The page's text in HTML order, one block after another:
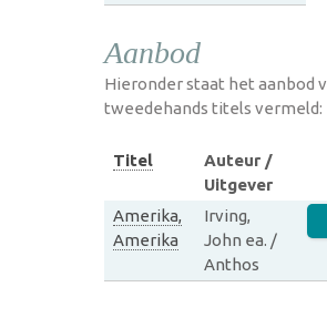
Aanbod
Hieronder staat het aanbod
tweedehands titels vermeld:
Titel
Auteur /
Uitgever
Amerika,
Amerika
Irving,
John ea. /
Anthos